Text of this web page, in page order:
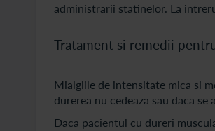
administrarii statinelor. La
Tratament si remedii
Mialgiile de intensitate mica si
durerea nu cedeaza sau daca se
Daca pacientul cu dureri